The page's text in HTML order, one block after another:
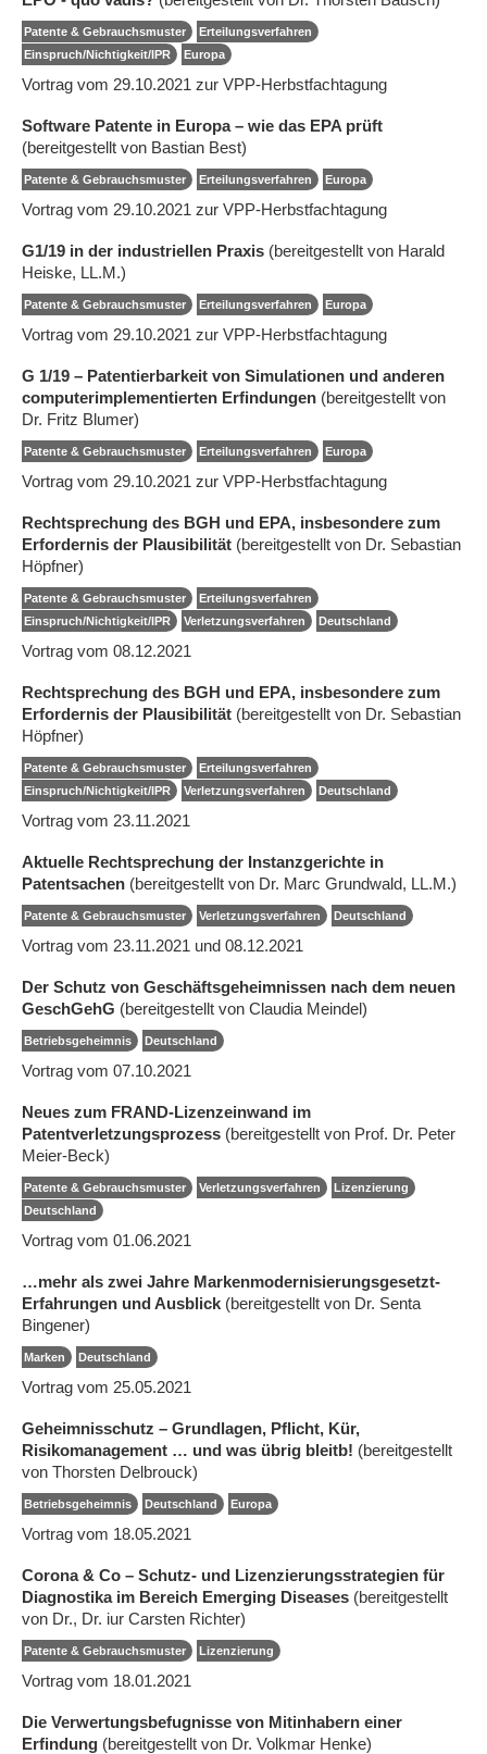
Patente & Gebrauchsmuster
Erteilungsverfahren
Einspruch/Nichtigkeit/IPR
Europa
Vortrag vom 29.10.2021 zur VPP-Herbstfachtagung
Software Patente in Europa – wie das EPA prüft
(bereitgestellt von Bastian Best)
Patente & Gebrauchsmuster Erteilungsverfahren Europa
Vortrag vom 29.10.2021 zur VPP-Herbstfachtagung
G1/19 in der industriellen Praxis (bereitgestellt von Harald
Heiske, LL.M.)
Patente & Gebrauchsmuster Erteilungsverfahren Europa
Vortrag vom 29.10.2021 zur VPP-Herbstfachtagung
G 1/19 – Patentierbarkeit von Simulationen und anderen
computerimplementierten Erfindungen (bereitgestellt von
Dr. Fritz Blumer)
Patente & Gebrauchsmuster Erteilungsverfahren Europa
Vortrag vom 29.10.2021 zur VPP-Herbstfachtagung
Rechtsprechung des BGH und EPA, insbesondere zum
Erfordernis der Plausibilität (bereitgestellt von Dr. Sebastian
Höpfner)
Patente & Gebrauchsmuster
Erteilungsverfahren
Einspruch/Nichtigkeit/IPR
Verletzungsverfahren Deutschland
Vortrag vom 08.12.2021
Rechtsprechung des BGH und EPA, insbesondere zum
Erfordernis der Plausibilität (bereitgestellt von Dr. Sebastian
Höpfner)
Patente & Gebrauchsmuster
Erteilungsverfahren
Einspruch/Nichtigkeit/IPR
Verletzungsverfahren Deutschland
Vortrag vom 23.11.2021
Aktuelle Rechtsprechung der Instanzgerichte in
Patentsachen (bereitgestellt von Dr. Marc Grundwald, LL.M.)
Patente & Gebrauchsmuster Verletzungsverfahren Deutschland
Vortrag vom 23.11.2021 und 08.12.2021
Der Schutz von Geschäftsgeheimnissen nach dem neuen
GeschGehG (bereitgestellt von Claudia Meindel)
Betriebsgeheimnis Deutschland
Vortrag vom 07.10.2021
Neues zum FRAND-Lizenzeinwand im
Patentverletzungsprozess (bereitgestellt von Prof. Dr. Peter
Meier-Beck)
Patente & Gebrauchsmuster Verletzungsverfahren
Lizenzierung
Deutschland
Vortrag vom 01.06.2021
…mehr als zwei Jahre Markenmodernisierungsgesetzt-
Erfahrungen und Ausblick (bereitgestellt von Dr. Senta
Bingener)
Marken Deutschland
Vortrag vom 25.05.2021
Geheimnisschutz – Grundlagen, Pflicht, Kür,
Risikomanagement … und was übrig bleitb! (bereitgestellt
von Thorsten Delbrouck)
Betriebsgeheimnis Deutschland Europa
Vortrag vom 18.05.2021
Corona & Co – Schutz- und Lizenzierungsstrategien für
Diagnostika im Bereich Emerging Diseases (bereitgestellt
von Dr., Dr. iur Carsten Richter)
Patente & Gebrauchsmuster Lizenzierung
Vortrag vom 18.01.2021
Die Verwertungsbefugnisse von Mitinhabern einer
Erfindung (bereitgestellt von Dr. Volkmar Henke)